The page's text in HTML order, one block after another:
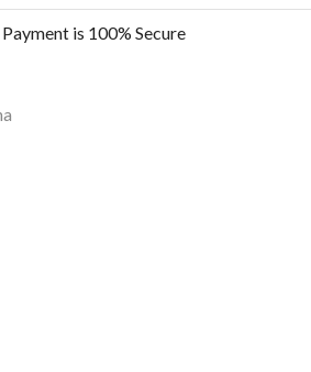
is 100% Secure